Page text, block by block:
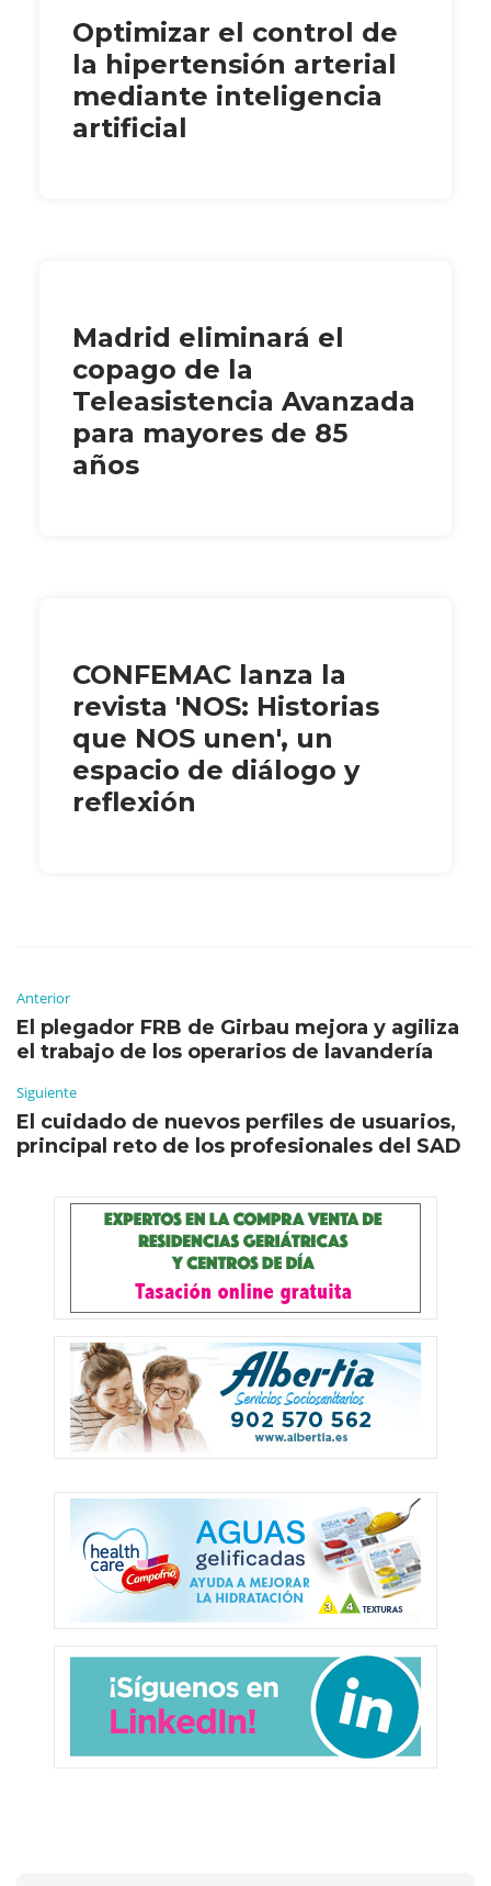
Optimizar el control de
la hipertensión arterial
mediante inteligencia
artificial
Madrid eliminará el
copago de la
Teleasistencia Avanzada
para mayores de 85
años
CONFEMAC lanza la
revista 'NOS: Historias
que NOS unen', un
espacio de diálogo y
reflexión
Anterior
El plegador FRB de Girbau mejora y agiliza
el trabajo de los operarios de lavandería
Siguiente
El cuidado de nuevos perfiles de usuarios,
principal reto de los profesionales del SAD